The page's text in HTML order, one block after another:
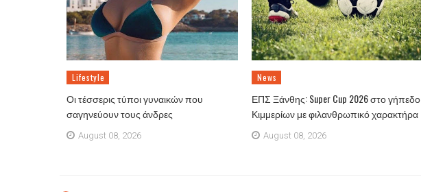
Lifestyle
Οι τέσσερις τύποι γυναικών που
σαγηνεύουν τους άνδρες
August 08, 2026
News
ΕΠΣ Ξάνθης: Super Cup 2026 στο γήπεδο
Κιμμερίων με φιλανθρωπικό χαρακτήρα
August 08, 2026